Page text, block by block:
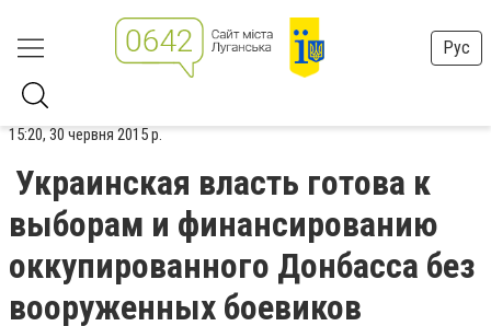
Рус
15:20, 30 червня 2015 р.
Украинская власть готова к
выборам и финансированию
оккупированного Донбасса без
вооруженных боевиков